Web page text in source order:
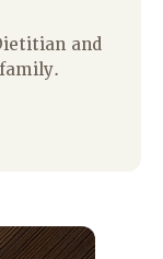
and